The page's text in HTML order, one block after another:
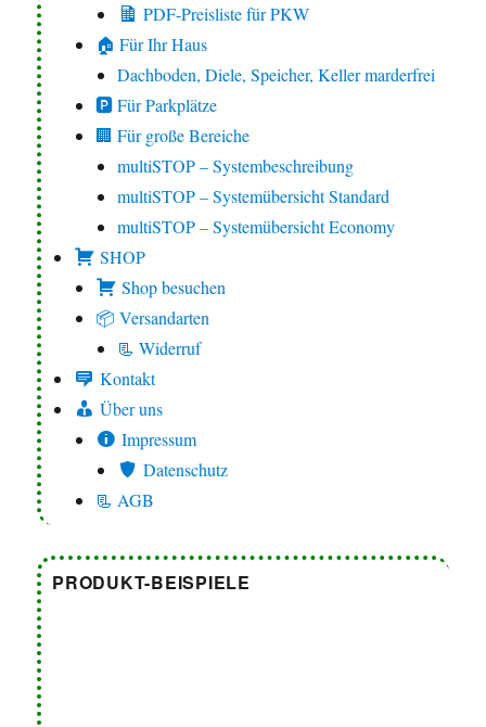
PDF-Preisliste für PKW
🏠 Für Ihr Haus
Dachboden, Diele, Speicher, Keller marderfrei
🅿️ Für Parkplätze
🏢 Für große Bereiche
multiSTOP – Systembeschreibung
multiSTOP – Systemübersicht Standard
multiSTOP – Systemübersicht Economy
SHOP
Shop besuchen
📦 Versandarten
📃 Widerruf
Kontakt
Über uns
Impressum
Datenschutz
📃 AGB
PRODUKT-BEISPIELE